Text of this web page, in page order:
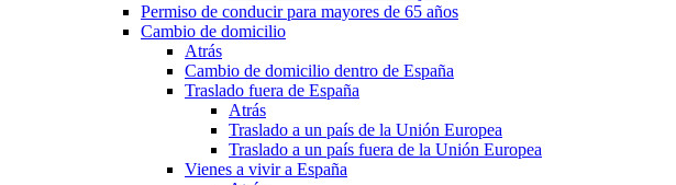
Permiso de conducir para mayores de 65 años
Cambio de domicilio
Atrás
Cambio de domicilio dentro de España
Traslado fuera de España
Atrás
Traslado a un país de la Unión Europea
Traslado a un país fuera de la Unión Europea
Vienes a vivir a España